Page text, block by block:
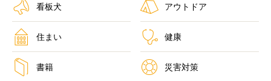
看板犬 アウトドア
住まい 健康
書籍 災害対策